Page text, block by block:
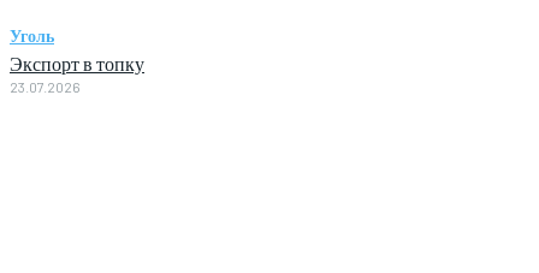
Уголь
Экспорт в топку
23.07.2026